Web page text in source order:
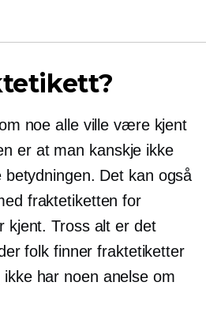
noe alle ville være kjent
er at man kanskje ikke
Det kan også
fraktetiketten for
kjent. Tross alt er det
folk finner fraktetiketter
har noen anelse om